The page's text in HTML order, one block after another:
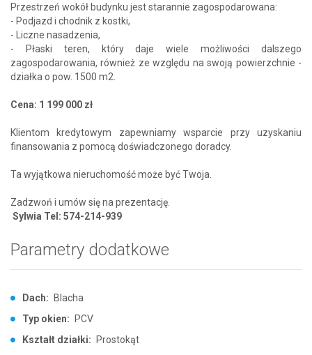
Przestrzeń wokół budynku jest starannie zagospodarowana:
- Podjazd i chodnik z kostki,
- Liczne nasadzenia,
- Płaski teren, który daje wiele możliwości dalszego
zagospodarowania, również ze względu na swoją powierzchnie -
działka o pow. 1500 m2.
Cena: 1 199 000 zł
Klientom kredytowym zapewniamy wsparcie przy uzyskaniu
finansowania z pomocą doświadczonego doradcy.
Ta wyjątkowa nieruchomość może być Twoja.
Zadzwoń i umów się na prezentację.
Sylwia Tel: 574-214-939
Parametry dodatkowe
Dach: Blacha
Typ okien: PCV
Kształt działki: Prostokąt